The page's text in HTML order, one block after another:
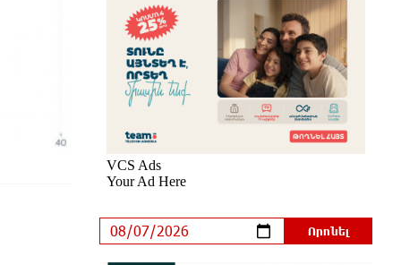
44 րոպե առաջ
Այսօր «Համահայկական ճակատ»
կուսակցության ղեկավար, ՀՀ
Զինված ուժերի պահեստազորի
փոխգնդապետ, հետախուզական զորքերի
սպա Արսեն Վարդանյանի ծննդյան
Օգոստոսի 7-ին, 10-ին, 11-ին, 12-
ին և 13-ին գազ չի լինելու․